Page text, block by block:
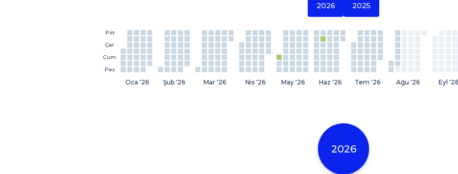
2026 2025
Pzt
Çar
Cum
Paz
Oca '26 Şub '26 Mar '26 Nis '26 May '26 Haz '26 Tem '26 Ağu '26 Eyl '26
2026